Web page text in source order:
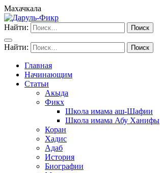
Махачкала
Найти:
Найти:
Главная
Начинающим
Статьи
Акыда
Фикх
Школа имама аш-Шафии
Школа имама Абу Ханифы
Коран
Хадис
Адаб
История
Биографии